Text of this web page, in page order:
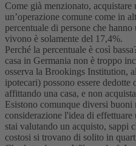
Come già menzionato, acquistare
un’operazione comune come in
percentuale di persone che
vivono è solamente del 17,4%.
Perché la percentuale è così
casa in Germania non è troppo
osserva la Brookings Institution,
ipotecari) possono essere
affittando una casa, e non
Esistono comunque diversi
considerazione l'idea di
stai valutando un acquisto, sappi
costosi si trovano di solito in